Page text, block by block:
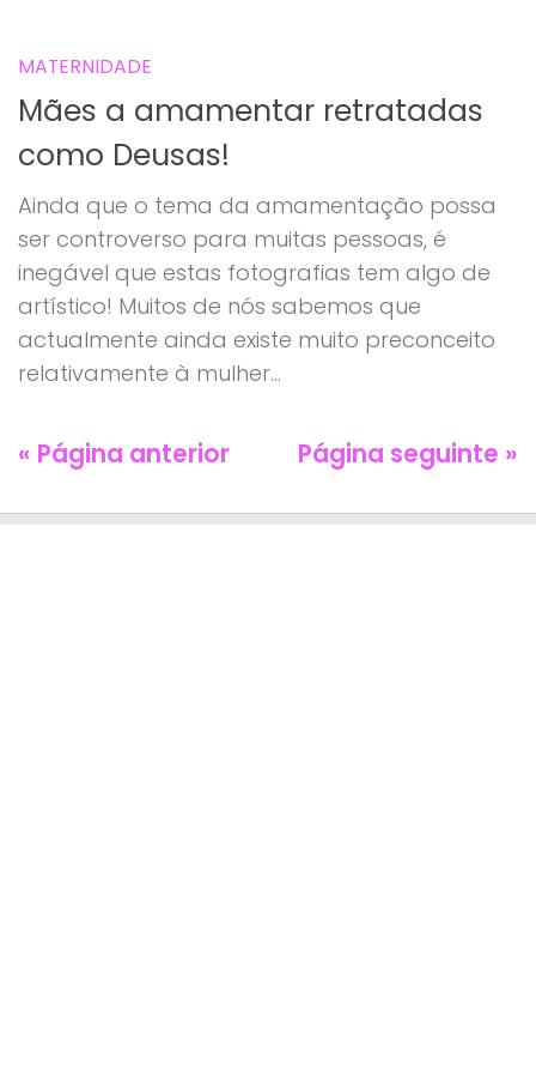
MATERNIDADE
Mães a amamentar retratadas
como Deusas!
Ainda que o tema da amamentação possa
ser controverso para muitas pessoas, é
inegável que estas fotografias tem algo de
artístico! Muitos de nós sabemos que
actualmente ainda existe muito preconceito
relativamente à mulher...
« Página anterior Página seguinte »